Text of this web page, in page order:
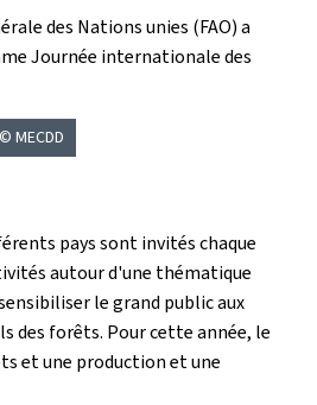
des Nations unies (FAO) a
Journée internationale des
© MECDD
pays sont invités chaque
autour d'une thématique
le grand public aux
des forêts. Pour cette année, le
et une production et une